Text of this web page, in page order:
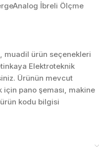
İbreli Ölçme
muadil ürün seçenekleri
Elektroteknik
Ürünün mevcut
pano şeması, makine
kodu bilgisi